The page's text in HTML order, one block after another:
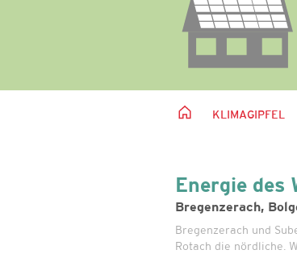
KLIMAGIPFEL
Energie des
Bregenzerach,
Bregenzerach und
Rotach die nördliche.